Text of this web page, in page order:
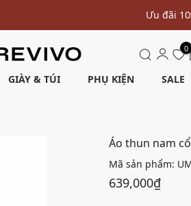
GIÀY & TÚI PHỤ KIỆN SALE
0
Áo thun nam
Mã sản phẩm:
639,000₫